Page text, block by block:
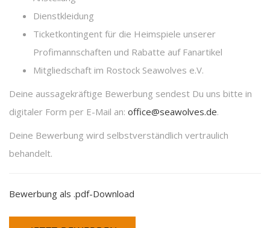
Dienstkleidung
Ticketkontingent für die Heimspiele unserer
Profimannschaften und Rabatte auf Fanartikel
Mitgliedschaft im Rostock Seawolves e.V.
Deine aussagekräftige Bewerbung sendest Du uns bitte in
digitaler Form per E-Mail an: office@seawolves.de.
Deine Bewerbung wird selbstverständlich vertraulich
behandelt.
Bewerbung als .pdf-Download